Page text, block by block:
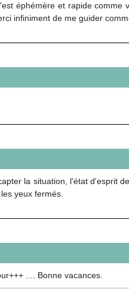
éphémère et rapide
infiniment de me guider
la situation, l'état d'esprit
yeux fermés.
.... Bonne vacances.